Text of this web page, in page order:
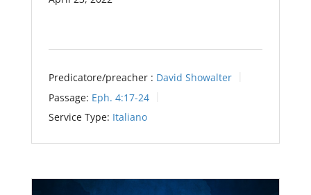
Predicatore/preacher : David Showalter
Passage: Eph. 4:17-24
Service Type: Italiano